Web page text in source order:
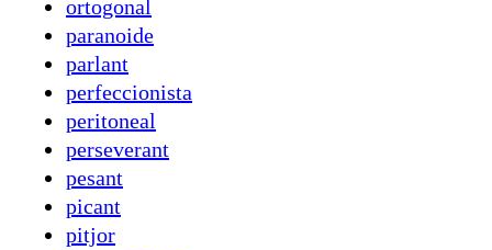
ortogonal
paranoide
parlant
perfeccionista
peritoneal
perseverant
pesant
picant
pitjor